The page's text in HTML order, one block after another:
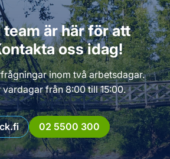
är här för att
oss idag!
inom två arbetsdagar.
från 8:00 till 15:00.
02 5500 300